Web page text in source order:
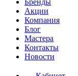
Бренды
Акции
Компания
Блог
Мастера
Контакты
Новости